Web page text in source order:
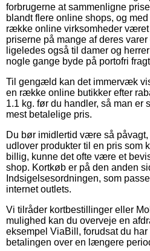
forbrugerne at sammenligne
blandt flere online shops, og
række online virksomheder været
priserne på mange af deres
ligeledes også til damer og
nogle gange byde på portofri
Til gengæld kan det immervæk
en række online butikker efter
1.1 kg. før du handler, så man er
mest betalelige pris.
Du bør imidlertid være så
udlover produkter til en pris som
billig, kunne det ofte være et
shop. Kortkøb er på den anden
Indsigelsesordningen, som
internet outlets.
Vi tilråder kortbestillinger eller
mulighed kan du overveje en
eksempel ViaBill, forudsat du
betalingen over en længere